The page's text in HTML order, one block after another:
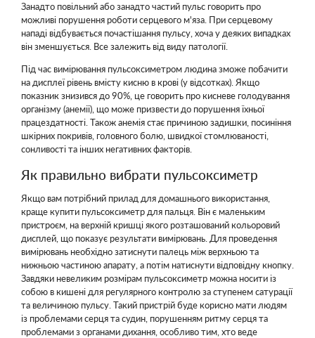
Занадто повільний або занадто частий пульс говорить про
можливі порушення роботи серцевого м'яза. При серцевому
нападі відбувається почастішання пульсу, хоча у деяких випадках
він зменшується. Все залежить від виду патології.
Під час вимірювання пульсоксиметром людина зможе побачити
на дисплеї рівень вмісту кисню в крові (у відсотках). Якщо
показник знизився до 90%, це говорить про кисневе голодування
організму (анемії), що може призвести до порушення їхньої
працездатності. Також анемія стає причиною задишки, посиніння
шкірних покривів, головного болю, швидкої стомлюваності,
сонливості та інших негативних факторів.
Як правильно вибрати пульсоксиметр
Якщо вам потрібний прилад для домашнього використання,
краще купити пульсоксиметр для пальця. Він є маленьким
пристроєм, на верхній кришці якого розташований кольоровий
дисплей, що показує результати вимірювань. Для проведення
вимірювань необхідно затиснути палець між верхньою та
нижньою частиною апарату, а потім натиснути відповідну кнопку.
Завдяки невеликим розмірам пульсоксиметр можна носити із
собою в кишені для регулярного контролю за ступенем сатурації
та величиною пульсу. Такий пристрій буде корисно мати людям
із проблемами серця та судин, порушенням ритму серця та
проблемами з органами дихання, особливо тим, хто веде